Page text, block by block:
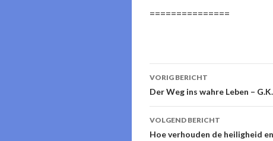
===============
Berichtnavigatie
VORIG BERICHT
Der Weg ins wahre Leben –
VOLGEND BERICHT
Hoe verhouden de heiligheid